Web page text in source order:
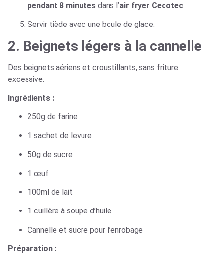
pendant 8 minutes dans l’air fryer Cecotec.
Servir tiède avec une boule de glace.
2. Beignets légers à la cannelle
Des beignets aériens et croustillants, sans friture
excessive.
Ingrédients :
250g de farine
1 sachet de levure
50g de sucre
1 œuf
100ml de lait
1 cuillère à soupe d’huile
Cannelle et sucre pour l’enrobage
Préparation :